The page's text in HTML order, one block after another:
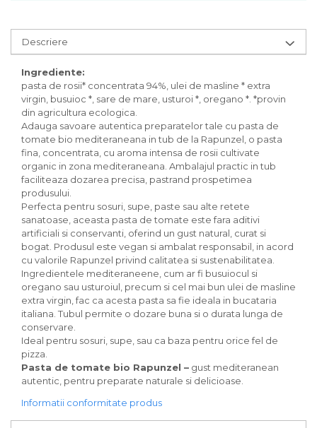
Masline bio si antipasti
Antipasti bio
Masline bio
Pesto bio
Musli si terci
Fulgi din cereale bio
Musli bio
Terci bio
Orez bio si leguminoase
Legume bio
Legume bio in conserva
Orez bio
Paste si fidea
Paste bio din emmer
Paste bio din grau
Paste bio din spelta
Paste bio fara gluten
Paste bio integrale
Paste bio pentru copii
Paste fainoase bio
Descriere
Ingrediente:
pasta de rosii* concentrata 94%, ulei de masline * extra
virgin, busuioc *, sare de mare, usturoi *, oregano *. *provin
din agricultura ecologica.
Adauga savoare autentica preparatelor tale cu pasta de
tomate bio mediteraneana in tub de la Rapunzel, o pasta
fina, concentrata, cu aroma intensa de rosii cultivate
organic in zona mediteraneana. Ambalajul practic in tub
faciliteaza dozarea precisa, pastrand prospetimea
produsului.
Perfecta pentru sosuri, supe, paste sau alte retete
sanatoase, aceasta pasta de tomate este fara aditivi
artificiali si conservanti, oferind un gust natural, curat si
bogat. Produsul este vegan si ambalat responsabil, in acord
cu valorile Rapunzel privind calitatea si sustenabilitatea.
Ingredientele mediteraneene, cum ar fi busuiocul si
oregano sau usturoiul, precum si cel mai bun ulei de masline
extra virgin, fac ca acesta pasta sa fie ideala in bucataria
italiana. Tubul permite o dozare buna si o durata lunga de
conservare.
Ideal pentru sosuri, supe, sau ca baza pentru orice fel de
pizza.
Pasta de tomate bio Rapunzel – gust mediteranean
autentic, pentru preparate naturale si delicioase.
Informatii conformitate produs